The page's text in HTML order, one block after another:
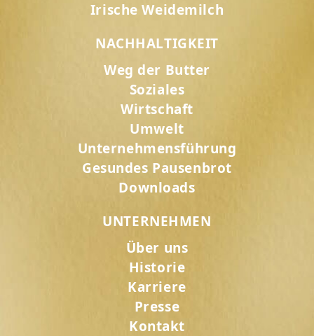
Irische Weidemilch
NACHHALTIGKEIT
Weg der Butter
Soziales
Wirtschaft
Umwelt
Unternehmensführung
Gesundes Pausenbrot
Downloads
UNTERNEHMEN
Über uns
Historie
Karriere
Presse
Kontakt